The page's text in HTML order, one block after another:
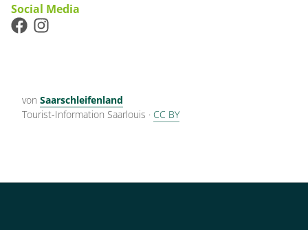
Social Media
von Saarschleifenland
Tourist-Information Saarlouis · CC BY